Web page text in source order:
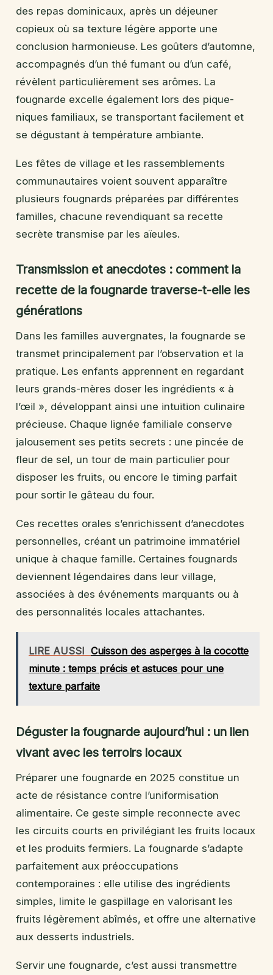
des repas dominicaux, après un déjeuner
copieux où sa texture légère apporte une
conclusion harmonieuse. Les goûters d’automne,
accompagnés d’un thé fumant ou d’un café,
révèlent particulièrement ses arômes. La
fougnarde excelle également lors des pique-
niques familiaux, se transportant facilement et
se dégustant à température ambiante.
Les fêtes de village et les rassemblements
communautaires voient souvent apparaître
plusieurs fougnards préparées par différentes
familles, chacune revendiquant sa recette
secrète transmise par les aïeules.
Transmission et anecdotes : comment la
recette de la fougnarde traverse-t-elle les
générations
Dans les familles auvergnates, la fougnarde se
transmet principalement par l’observation et la
pratique. Les enfants apprennent en regardant
leurs grands-mères doser les ingrédients « à
l’œil », développant ainsi une intuition culinaire
précieuse. Chaque lignée familiale conserve
jalousement ses petits secrets : une pincée de
fleur de sel, un tour de main particulier pour
disposer les fruits, ou encore le timing parfait
pour sortir le gâteau du four.
Ces recettes orales s’enrichissent d’anecdotes
personnelles, créant un patrimoine immatériel
unique à chaque famille. Certaines fougnards
deviennent légendaires dans leur village,
associées à des événements marquants ou à
des personnalités locales attachantes.
LIRE AUSSI Cuisson des asperges à la cocotte
minute : temps précis et astuces pour une
texture parfaite
Déguster la fougnarde aujourd’hui : un lien
vivant avec les terroirs locaux
Préparer une fougnarde en 2025 constitue un
acte de résistance contre l’uniformisation
alimentaire. Ce geste simple reconnecte avec
les circuits courts en privilégiant les fruits locaux
et les produits fermiers. La fougnarde s’adapte
parfaitement aux préoccupations
contemporaines : elle utilise des ingrédients
simples, limite le gaspillage en valorisant les
fruits légèrement abîmés, et offre une alternative
aux desserts industriels.
Servir une fougnarde, c’est aussi transmettre